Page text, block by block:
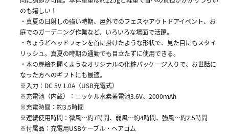
のも嬉しい！
・真夏の日射しの強い時期、屋外でのフェスやアウトドアイベント、お
庭でのガーデニング作業など、いろいろな場面で活躍。
・ちょうどヘッドフォンを首に掛けたような形状で、見た目にもスタイ
リッシュ。真夏の時期の通勤でも目立たずに使用できる。
・本の扉絵を開くようなオリジナルの化粧パッケージ入りで、お世話に
なった方へのギフトにも最適。
※入力：DC 5V 1.0A（USB充電式）
※充電池（内蔵）：ニッケル水素蓄電池3.6V、2000ｍAh
※充電時間：約3.5時間
※連続使用時間：微風…約7時間、弱風…約4時間、強風…約2.5時間
※付属品：充電用USBケーブル・ヘアゴム